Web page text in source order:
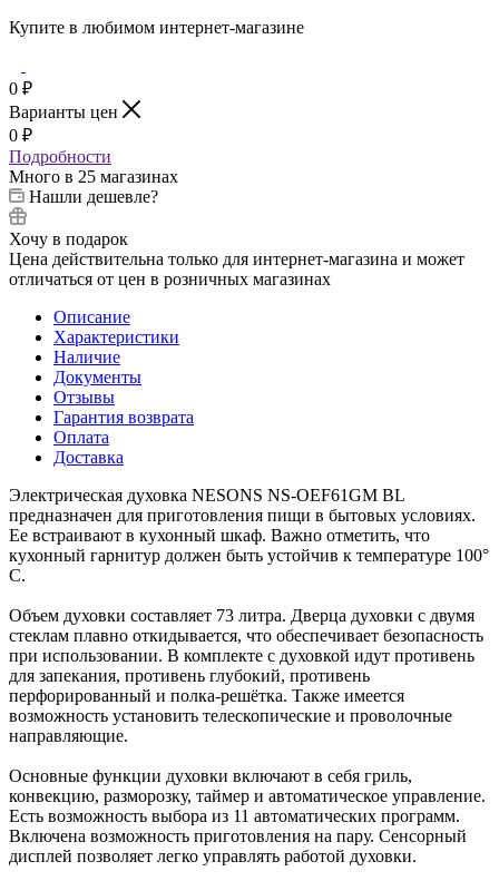
Купите в любимом интернет-магазине
0 ₽
Варианты цен
0 ₽
Подробности
Много в 25 магазинах
Нашли дешевле?
Хочу в подарок
Цена действительна только для интернет-магазина и может
отличаться от цен в розничных магазинах
Описание
Характеристики
Наличие
Документы
Отзывы
Гарантия возврата
Оплата
Доставка
Электрическая духовка NESONS NS-OEF61GM BL
предназначен для приготовления пищи в бытовых условиях.
Ее встраивают в кухонный шкаф. Важно отметить, что
кухонный гарнитур должен быть устойчив к температуре 100°
C.
Объем духовки составляет 73 литра. Дверца духовки с двумя
стеклам плавно откидывается, что обеспечивает безопасность
при использовании. В комплекте с духовкой идут противень
для запекания, противень глубокий, противень
перфорированный и полка-решётка. Также имеется
возможность установить телескопические и проволочные
направляющие.
Основные функции духовки включают в себя гриль,
конвекцию, разморозку, таймер и автоматическое управление.
Есть возможность выбора из 11 автоматических программ.
Включена возможность приготовления на пару. Сенсорный
дисплей позволяет легко управлять работой духовки.